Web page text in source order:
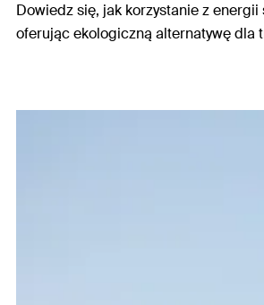
Dowiedz się, jak korzystanie z
oferując ekologiczną alternatywę dla